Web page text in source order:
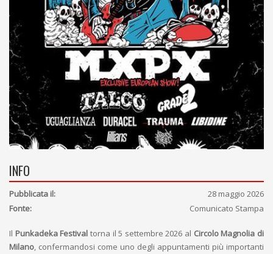
INFO
Pubblicata il:
28 maggio 2026
Fonte:
Comunicato Stampa
Il Punkadeka Festival torna il 5 settembre 2026 al Circolo Magnolia di
Milano, confermandosi come uno degli appuntamenti più importanti